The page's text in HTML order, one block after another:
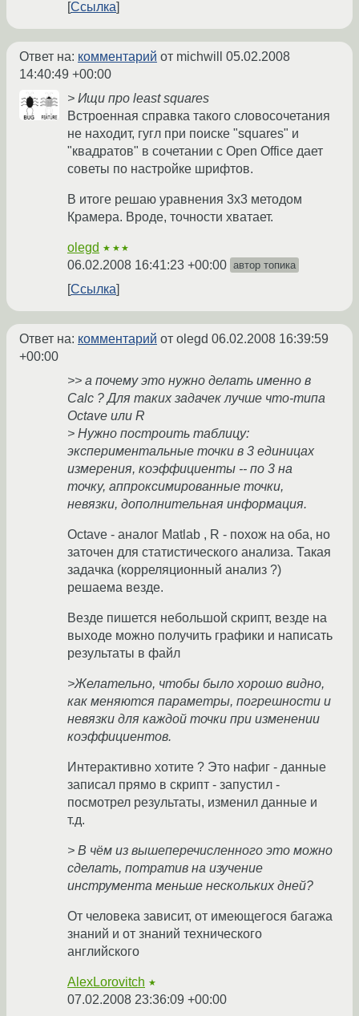
Ссылка
Ответ на: комментарий от michwill 05.02.2008
14:40:49 +00:00
> Ищи про least squares
Встроенная справка такого словосочетания
не находит, гугл при поиске "squares" и
"квадратов" в сочетании с Open Office дает
советы по настройке шрифтов.
В итоге решаю уравнения 3x3 методом
Крамера. Вроде, точности хватает.
olegd ★★★
06.02.2008 16:41:23 +00:00 автор топика
Ссылка
Ответ на: комментарий от olegd 06.02.2008 16:39:59
+00:00
>> а почему это нужно делать именно в
Calc ? Для таких задачек лучше что-типа
Octave или R
> Нужно построить таблицу:
экспериментальные точки в 3 единицах
измерения, коэффициенты -- по 3 на
точку, аппроксимированные точки,
невязки, дополнительная информация.
Octave - аналог Matlab , R - похож на оба, но
заточен для статистического анализа. Такая
задачка (корреляционный анализ ?)
решаема везде.
Везде пишется небольшой скрипт, везде на
выходе можно получить графики и написать
результаты в файл
>Желательно, чтобы было хорошо видно,
как меняются параметры, погрешности и
невязки для каждой точки при изменении
коэффициентов.
Интерактивно хотите ? Это нафиг - данные
записал прямо в скрипт - запустил -
посмотрел результаты, изменил данные и
т.д.
> В чём из вышеперечисленного это можно
сделать, потратив на изучение
инструмента меньше нескольких дней?
От человека зависит, от имеющегося багажа
знаний и от знаний технического
английского
AlexLorovitch ★
07.02.2008 23:36:09 +00:00